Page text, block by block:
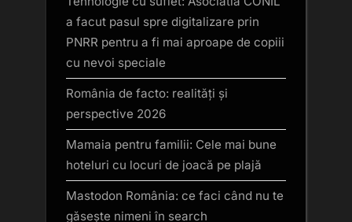
a facut pasul spre digitalizare prin
PNRR pentru a fi mai aproape de copiii
cu nevoi speciale
România de facto: realități și
perspective 2026
Mamaia pentru familii: Cele mai bune
hoteluri cu locuri de joacă pe plajă
Mastodon România: ce faci când nu te
găsește nimeni în search